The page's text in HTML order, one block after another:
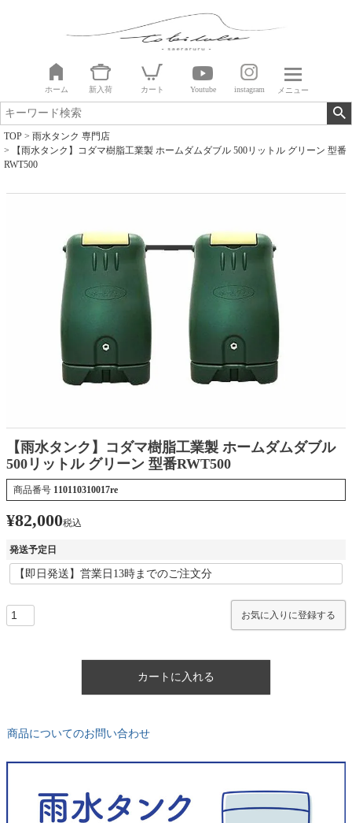
ホーム 新入荷 カート Youtube instagram メニュー
TOP
雨水タンク 専門店
【雨水タンク】コダマ樹脂工業製 ホームダムダブル 500リットル グリーン 型番
RWT500
【雨水タンク】コダマ樹脂工業製 ホームダムダブル
500リットル グリーン 型番RWT500
商品番号 110110310017re
¥82,000税込
発送予定日
お気に入りに登録する
カートに入れる
商品についてのお問い合わせ